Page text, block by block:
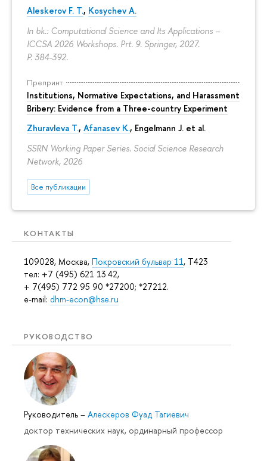
Aleskerov F. T., Kosychev A.
In bk.: Computational Science and Its Applications –
ICCSA 2026 Workshops. Prt. 9. Springer, 2027.
P. 384-392.
Препринт
Institutions, Normative Expectations, and Harassment
Bribery: Evidence from a Three-country Experiment
Zhuravleva T., Afanasev K., Engelmann J. et al.
SSRN Working Paper Series. Social Science Research
Network, 2026
Все публикации
КОНТАКТЫ
109028, Москва, Покровский бульвар 11, T423
тел: +7 (495) 621 13 42,
+ 7(495) 772 95 90 *27200; *27212.
e-mail: dhm-econ@hse.ru
РУКОВОДСТВО
Руководитель – Алескеров Фуад Тагиевич
доктор технических наук, ординарный профессор